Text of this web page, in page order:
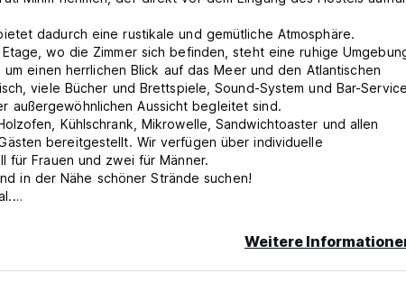
dadurch eine rustikale und gemütliche Atmosphäre.
wo die Zimmer sich befinden, steht eine ruhige
einen herrlichen Blick auf das Meer und den Atlantischen
viele Bücher und Brettspiele, Sound-System und Bar-
außergewöhnlichen Aussicht begleitet sind.
Kühlschrank, Mikrowelle, Sandwichtoaster und allen
bereitgestellt. Wir verfügen über individuelle
für Frauen und zwei für Männer.
in der Nähe schöner Strände suchen!
Weitere